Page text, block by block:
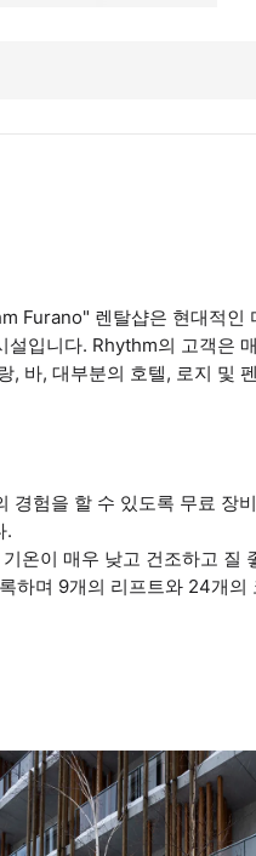
Furano" 렌탈샵은 현대적인
설입니다. Rhythm의 고객은
, 바, 대부분의 호텔, 로지 및
험을 할 수 있도록 무료 장
.
온이 매우 낮고 건조하고 질
하며 9개의 리프트와 24개